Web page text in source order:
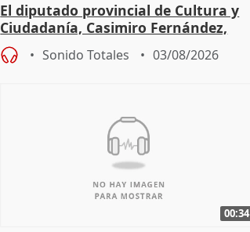
El diputado provincial de Cultura y
Ciudadanía, Casimiro Fernández,
sobre el balance de entradas
Sonido Totales 03/08/2026
00:34